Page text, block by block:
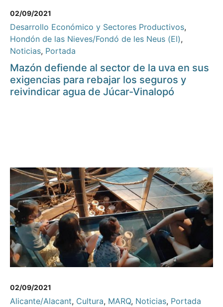
02/09/2021
Desarrollo Económico y Sectores Productivos,
Hondón de las Nieves/Fondó de les Neus (El),
Noticias, Portada
Mazón defiende al sector de la uva en sus
exigencias para rebajar los seguros y
reivindicar agua de Júcar-Vinalopó
02/09/2021
Alicante/Alacant, Cultura, MARQ, Noticias, Portada